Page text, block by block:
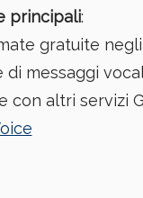
principali:
gratuite
di messaggi
con altri servizi